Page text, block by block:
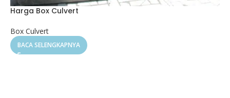
Harga Box Culvert
Box Culvert
BACA SELENGKAPNYA